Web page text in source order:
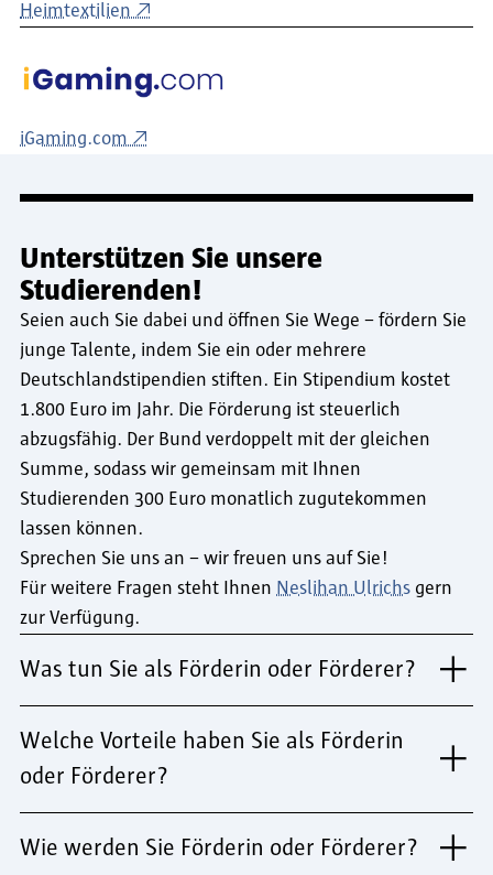
Heimtextilien
iGaming.com
Unterstützen Sie unsere
Studierenden!
Seien auch Sie dabei und öffnen Sie Wege – fördern Sie
junge Talente, indem Sie ein oder mehrere
Deutschlandstipendien stiften. Ein Stipendium kostet
1.800 Euro im Jahr. Die Förderung ist steuerlich
abzugsfähig. Der Bund verdoppelt mit der gleichen
Summe, sodass wir gemeinsam mit Ihnen
Studierenden 300 Euro monatlich zugutekommen
lassen können.
Sprechen Sie uns an – wir freuen uns auf Sie!
Für weitere Fragen steht Ihnen Neslihan Ulrichs gern
zur Verfügung.
Was tun Sie als Förderin oder Förderer?
Welche Vorteile haben Sie als Förderin
oder Förderer?
Wie werden Sie Förderin oder Förderer?